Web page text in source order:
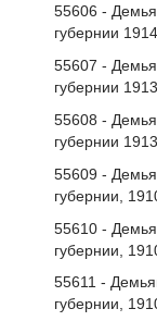
55606 -
губернии
55607 -
губернии
55608 -
губернии 1913,
55609 -
губернии,
55610 -
губернии,
55611 -
губернии,